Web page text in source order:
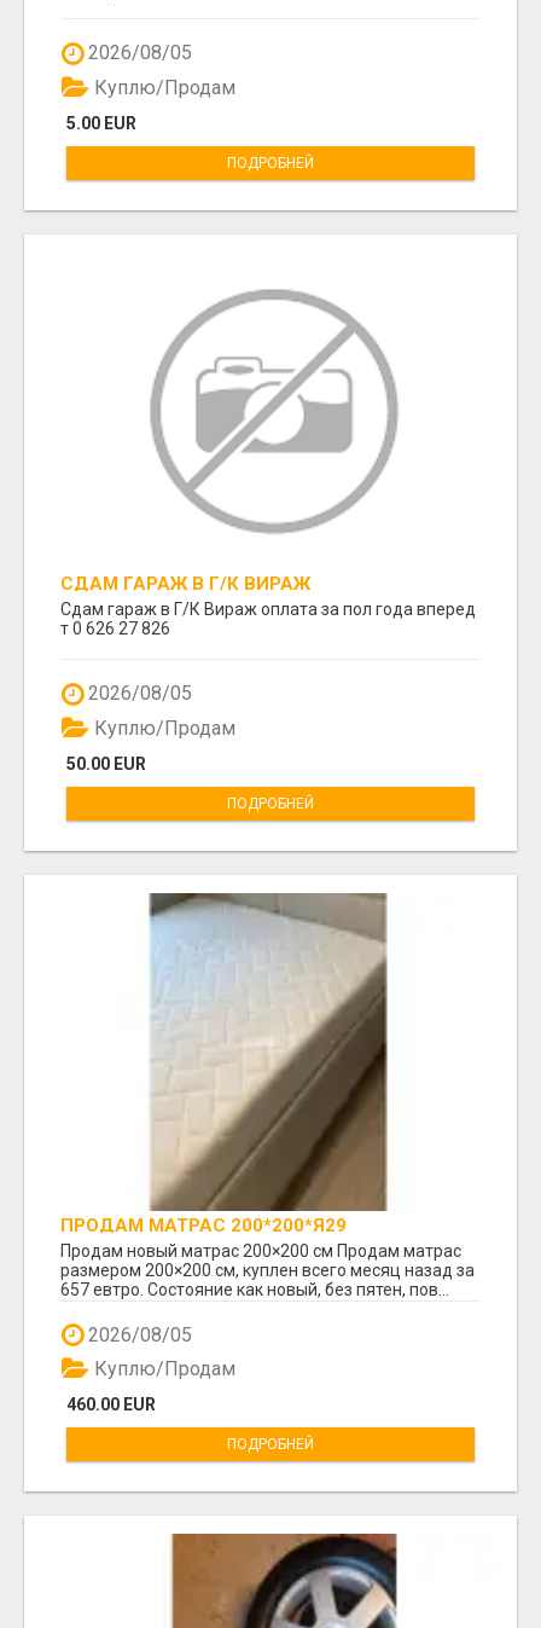
2026/08/05
5.00 EUR
Куплю/Продам
ПОДРОБНЕЙ
СДАМ ГАРАЖ В Г/К ВИРАЖ
Сдам гараж в Г/К Вираж оплата за пол года вперед
т 0 626 27 826
2026/08/05
50.00 EUR
Куплю/Продам
ПОДРОБНЕЙ
ПРОДАМ МАТРАС 200*200*Я29
Продам новый матрас 200×200 см Продам матрас
размером 200×200 см, куплен всего месяц назад за
657 евтро. Состояние как новый, без пятен, пов...
2026/08/05
460.00 EUR
Куплю/Продам
ПОДРОБНЕЙ